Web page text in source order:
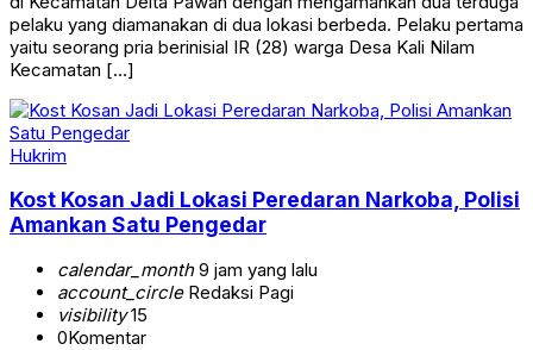
pelaku yang diamanakan di dua lokasi berbeda. Pelaku pertama
yaitu seorang pria berinisial IR (28) warga Desa Kali Nilam
Kecamatan […]
Hukrim
Kost Kosan Jadi Lokasi Peredaran Narkoba, Polisi
Amankan Satu Pengedar
calendar_month9 jam yang lalu
account_circleRedaksi Pagi
visibility15
0Komentar